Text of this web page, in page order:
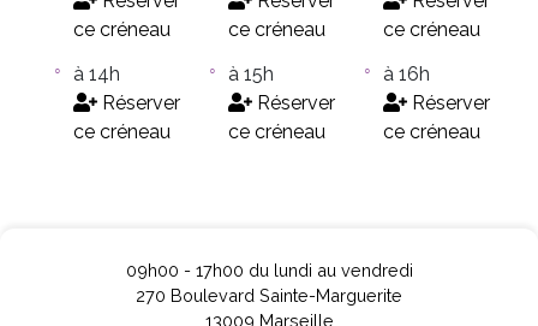
ce créneau
ce créneau
ce créneau
à 14h
Réserver
ce créneau
à 15h
Réserver
ce créneau
à 16h
Réserver
ce créneau
09h00 - 17h00 du lundi au vendredi
270 Boulevard Sainte-Marguerite
13009 Marseille